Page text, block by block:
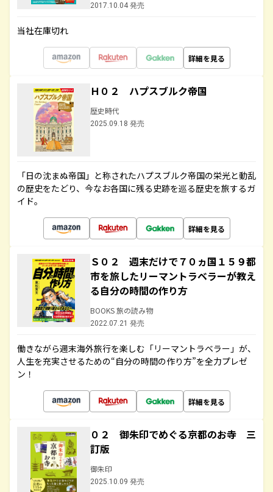
2017.10.04 発売
当社在庫切れ
詳細を見る
Ｈ０２ ハプスブルク帝国
歴史時代
2025.09.18 発売
「日の沈まぬ帝国」と称されたハプスブルク帝国の栄光と動乱
の歴史をたどり、今なお各国に残る史跡を巡る歴史を旅するガ
イド。
詳細を見る
Ｓ０２ 週末だけで７０ヵ国１５９都
市を旅したリーマントラベラーが教え
る自分の時間の作り方
BOOKS 旅の読み物
2022.07.21 発売
働きながら週末海外旅行を楽しむ「リーマントラベラー」が、
人生を充実させるための“自分の時間の作り方”を全力プレゼ
ン！
詳細を見る
０２ 御朱印でめぐる京都のお寺 三
訂版
御朱印
2025.10.09 発売